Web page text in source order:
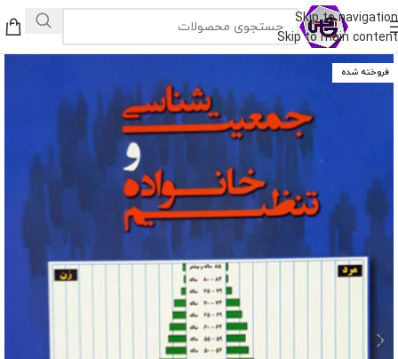
Skip to navigation
Skip to main content
فروخته شده